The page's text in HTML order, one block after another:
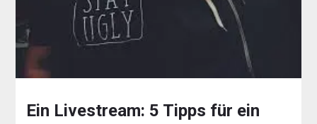
Ein Livestream: 5 Tipps für ein